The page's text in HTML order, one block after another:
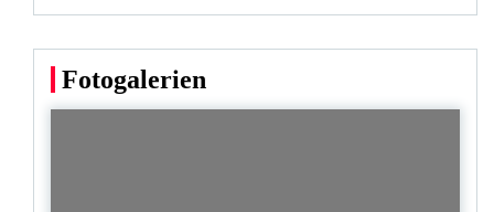
Fotogalerien